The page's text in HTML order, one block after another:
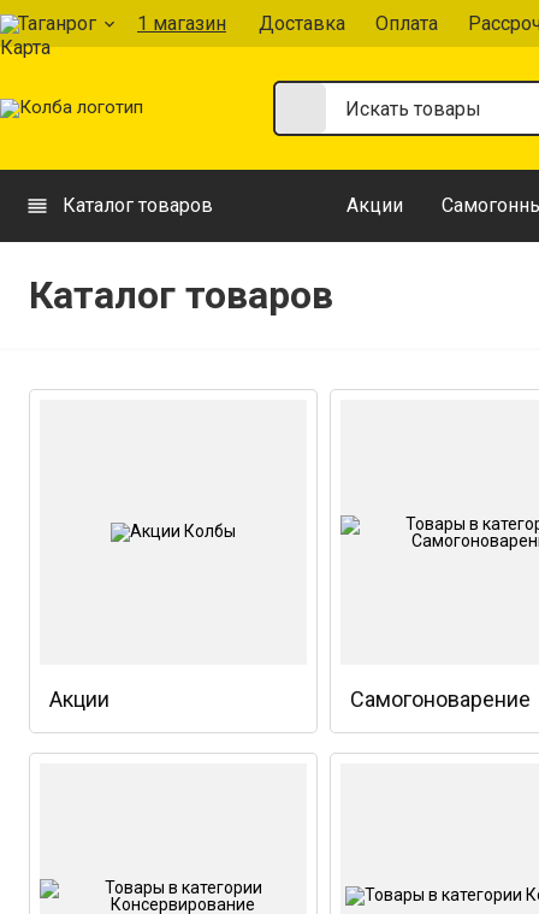
Таганрог 1 магазин Доставка Оплата
Каталог товаров Акции
Каталог товаров
Акции Самогоноварение